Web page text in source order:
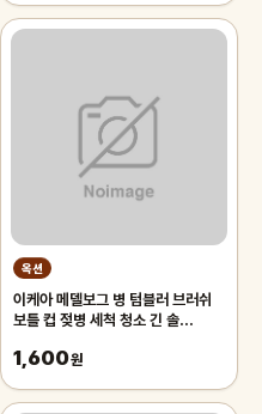
옥션
이케아 메델보그 병 텀블러 브러쉬
보틀 컵 젖병 세척 청소 긴 솔
1,600원